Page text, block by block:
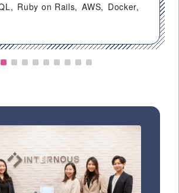
Ruby on Rails AWS
Docker